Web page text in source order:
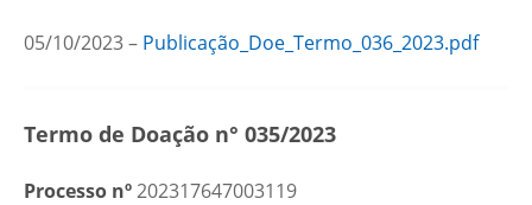
05/10/2023 – Publicação_Doe_Termo_036_2023.pdf
Termo de Doação n° 035/2023
Processo nº202317647003119